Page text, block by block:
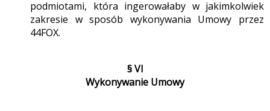
podmiotami, która ingerowałaby w jakimkolwiek
zakresie w sposób wykonywania Umowy przez
44FOX.
§ VI
Wykonywanie Umowy